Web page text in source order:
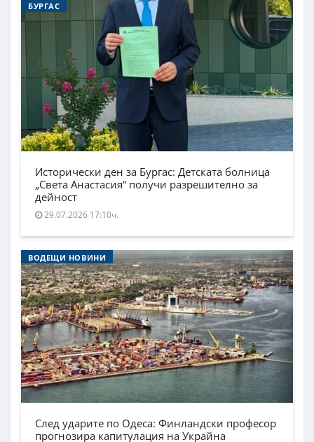
БУРГАС
Исторически ден за Бургас: Детската болница
„Света Анастасия“ получи разрешително за
дейност
29.07.2026 17:10ч.
ВОДЕЩИ НОВИНИ
След ударите по Одеса: Финландски професор
прогнозира капитулация на Украйна